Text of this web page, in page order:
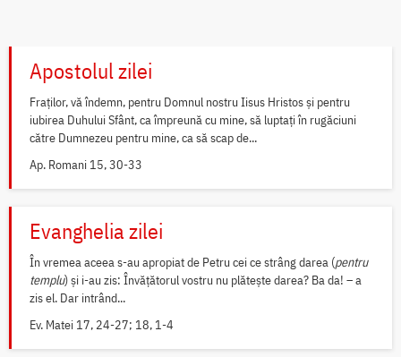
Apostolul zilei
Fraților, vă îndemn, pentru Domnul nostru Iisus Hristos și pentru
iubirea Duhului Sfânt, ca împreună cu mine, să luptați în rugăciuni
către Dumnezeu pentru mine, ca să scap de...
Ap. Romani 15, 30-33
Evanghelia zilei
În vremea aceea s-au apropiat de Petru cei ce strâng darea (pentru
templu) și i-au zis: Învățătorul vostru nu plătește darea? Ba da! – a
zis el. Dar intrând...
Ev. Matei 17, 24-27; 18, 1-4